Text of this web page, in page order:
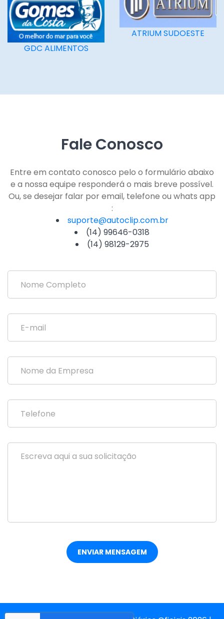
GDC ALIMENTOS
ATRIUM SUDOESTE
Fale Conosco
Entre em contato conosco pelo o formulário abaixo
e a nossa equipe responderá o mais breve possível.
Ou, se desejar falar por email, telefone ou whats app
:
suporte@autoclip.com.br
(14) 99646-0318
(14) 98129-2975
ENVIAR MENSAGEM